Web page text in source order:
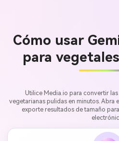
Cómo usar
para
Utilice Media.io para convertir
vegetarianas pulidas en minutos. Abra
exporte resultados de tamaño